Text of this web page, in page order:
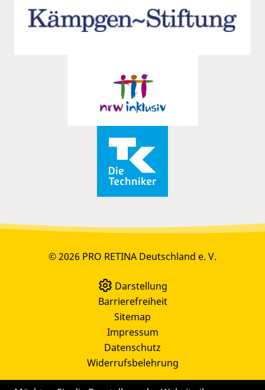
© 2026 PRO RETINA Deutschland e. V.
Darstellung
Barrierefreiheit
Sitemap
Impressum
Datenschutz
Widerrufsbelehrung